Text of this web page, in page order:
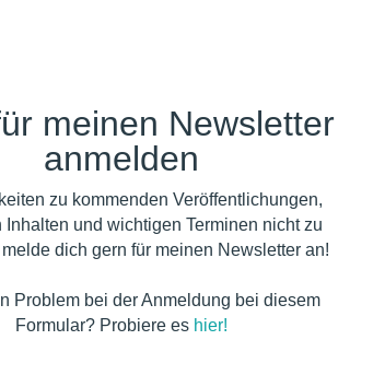
meinen Newsletter
anmelden
zu kommenden Veröffentlichungen,
Inhalten und wichtigen Terminen nicht zu
dich gern für meinen Newsletter an!
Problem bei der Anmeldung bei diesem
Formular? Probiere es hier!